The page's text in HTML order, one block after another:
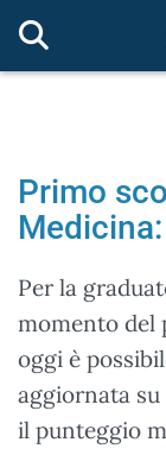
Primo
Per la
momento del
oggi è
aggiornata
il punteggio